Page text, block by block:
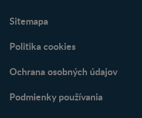
Sitemapa
Politika cookies
Ochrana osobných údajov
Podmienky používania